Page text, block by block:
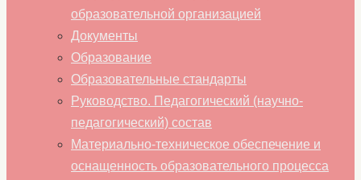
образовательной организацией
Документы
Образование
Образовательные стандарты
Руководство. Педагогический (научно-
педагогический) состав
Материально-техническое обеспечение и
оснащенность образовательного процесса